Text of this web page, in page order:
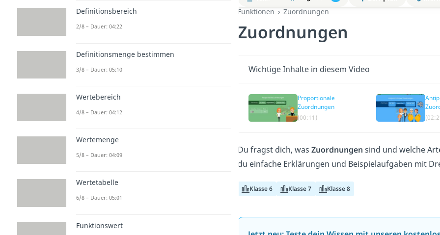
Funktionen
Zuordnungen
Zuordnungen
Wichtige Inhalte in diesem Video
Proportionale
Zuordnungen
(00:11)
Du fragst dich, was Zuordnungen sind und welche
du einfache Erklärungen und Beispielaufgaben mit
Klasse 6 Klasse 7 Klasse 8
Definitionsbereich
2/8 – Dauer: 04:22
Definitionsmenge bestimmen
3/8 – Dauer: 05:10
Wertebereich
4/8 – Dauer: 04:12
Wertemenge
5/8 – Dauer: 04:09
Wertetabelle
6/8 – Dauer: 05:01
Funktionswert